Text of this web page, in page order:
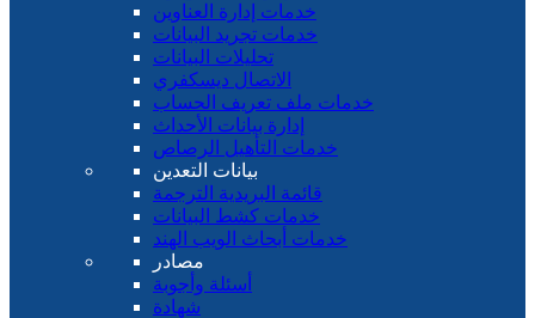
خدمات إدارة العناوين
خدمات تجريد البيانات
تحليلات البيانات
الاتصال ديسكفري
خدمات ملف تعريف الحساب
إدارة بيانات الأحداث
خدمات التأهيل الرصاص
بيانات التعدين
قائمة البريدية الترجمة
خدمات كشط البيانات
خدمات أبحاث الويب الهند
مصادر
أسئلة وأجوبة
شهادة